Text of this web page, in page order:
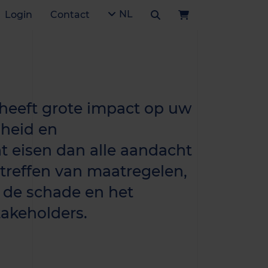
Login Contact NL
grote impact op uw
en
eisen dan alle aandacht
van maatregelen,
schade en het